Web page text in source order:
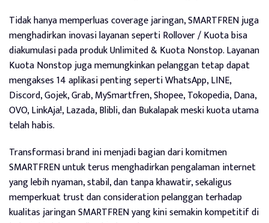
Tidak hanya memperluas coverage jaringan, SMARTFREN juga
menghadirkan inovasi layanan seperti Rollover / Kuota bisa
diakumulasi pada produk Unlimited & Kuota Nonstop. Layanan
Kuota Nonstop juga memungkinkan pelanggan tetap dapat
mengakses 14 aplikasi penting seperti WhatsApp, LINE,
Discord, Gojek, Grab, MySmartfren, Shopee, Tokopedia, Dana,
OVO, LinkAja!, Lazada, Blibli, dan Bukalapak meski kuota utama
telah habis.
Transformasi brand ini menjadi bagian dari komitmen
SMARTFREN untuk terus menghadirkan pengalaman internet
yang lebih nyaman, stabil, dan tanpa khawatir, sekaligus
memperkuat trust dan consideration pelanggan terhadap
kualitas jaringan SMARTFREN yang kini semakin kompetitif di